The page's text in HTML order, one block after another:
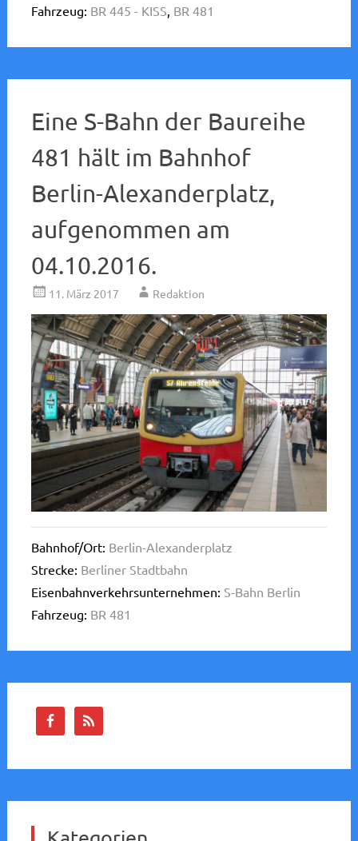
Fahrzeug: BR 445 - KISS, BR 481
Eine S-Bahn der Baureihe
481 hält im Bahnhof
Berlin-Alexanderplatz,
aufgenommen am
04.10.2016.
11. März 2017 Redaktion
Bahnhof/Ort: Berlin-Alexanderplatz
Strecke: Berliner Stadtbahn
Eisenbahnverkehrsunternehmen: S-Bahn Berlin
Fahrzeug: BR 481